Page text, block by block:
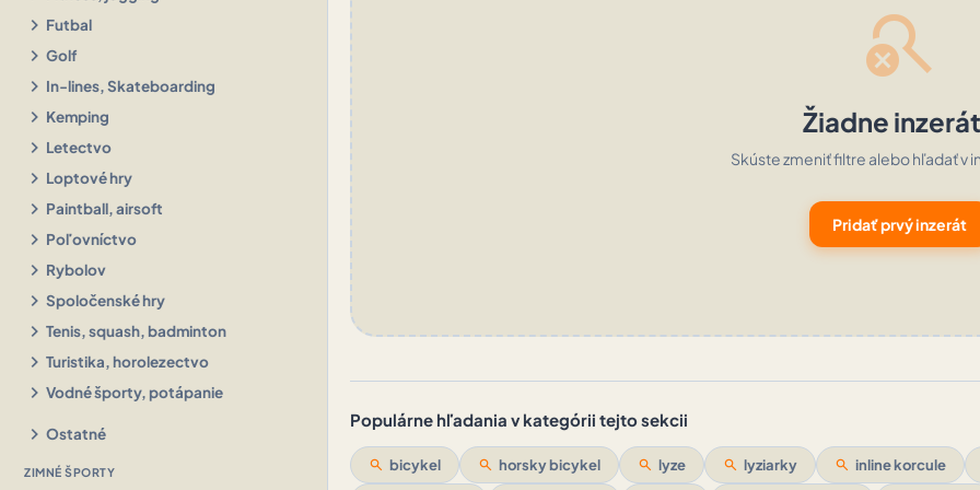
chevron_right Futbal
chevron_right Golf
chevron_right In-lines, Skateboarding
chevron_right Kemping
chevron_right Letectvo
chevron_right Loptové hry
chevron_right Paintball, airsoft
chevron_right Poľovníctvo
chevron_right Rybolov
chevron_right Spoločenské hry
chevron_right Tenis, squash, badminton
chevron_right Turistika, horolezectvo
chevron_right Vodné športy, potápanie
chevron_right Ostatné
ZIMNÉ ŠPORTY
search_off
Žiadne
Skúste zmeniť filtre alebo hľadať v
Pridať prvý inzerát
Populárne hľadania v kategórii tejto sekcii
search bicykel search horsky bicykel search lyze search lyziarky search inline korcule